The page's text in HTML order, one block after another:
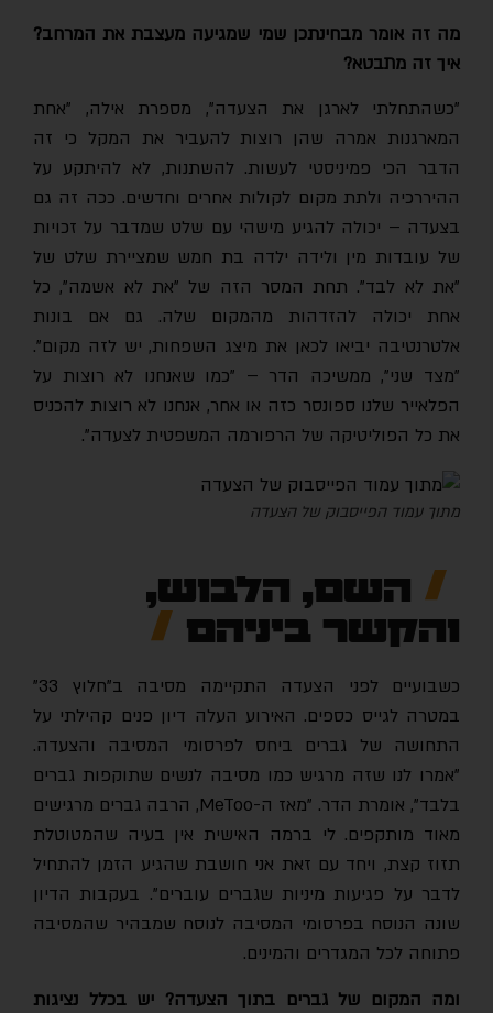
מה זה אומר מבחינתכן שמי שמגיעה מעצבת את המרחב?
איך זה מתבטא?
"כשהתחלתי לארגן את הצעדה", מספרת אילה, "אחת
המארגנות אמרה שהן רוצות להעביר את המקל כי זה
הדבר הכי פמיניסטי לעשות. להשתנות, לא להיתקע על
ההיררכיה ולתת מקום לקולות אחרים וחדשים. ככה זה גם
בצעדה – יכולה להגיע מישהי עם שלט שמדבר על זכויות
של עובדות מין ולידה ילדה בת חמש שמציירת שלט של
"את לא לבד". תחת המסר הזה של "את לא אשמה", כל
אחת יכולה להזדהות מהמקום שלה. גם אם בונות
אלטרנטיבה יביאו לכאן את מיצג השפחות, יש לזה מקום".
"מצד שני", ממשיכה הדר – "כמו שאנחנו לא רוצות על
הפלאייר שלנו ספונסר כזה או אחר, אנחנו לא רוצות להכניס
את כל הפוליטיקה של הרפורמה המשפטית לצעדה".
מתוך עמוד הפייסבוק של הצעדה
השם, הלבוש,
והקשר ביניהם
כשבועיים לפני הצעדה התקיימה מסיבה ב"חלוץ 33"
במטרה לגייס כספים. האירוע העלה דיון פנים קהילתי על
התחושה של גברים ביחס לפרסומי המסיבה והצעדה.
"אמרו לנו שזה מרגיש כמו מסיבה לנשים שתוקפות גברים
בלבד", אומרת הדר. "מאז ה-MeToo, הרבה גברים מרגישים
מאוד מותקפים. לי ברמה האישית אין בעיה שהמטוטלת
תזוז קצת, ויחד עם זאת אני חושבת שהגיע הזמן להתחיל
לדבר על פגיעות מיניות שגברים עוברים". בעקבות הדיון
שונה הנוסח בפרסומי המסיבה לנוסח שמבהיר שהמסיבה
פתוחה לכל המגדרים והמינים.
ומה המקום של גברים בתוך הצעדה? יש בכלל נציגות